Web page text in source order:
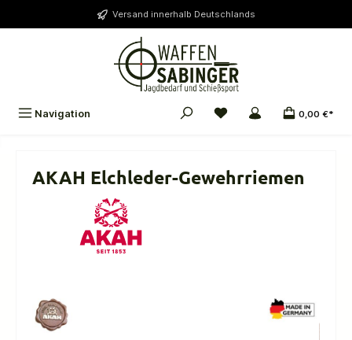
Versand innerhalb Deutschlands
Navigation 0,00 €*
AKAH Elchleder-Gewehrriemen